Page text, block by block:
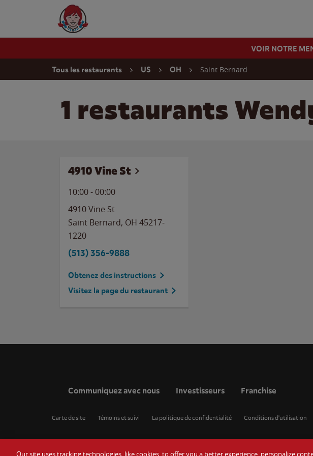
Wendy's Website Home
VOIR NOTRE
Return to NavTous les restaurants US OH Saint Bernard
1 restaurants
4910 Vine St
10:00- 00:00
4910 Vine St
Saint Bernard, OH 45217-
1220
(513) 356-9888
Obtenez des instructions
Visitez la page du restaurant
Communiquez avec nous Investisseurs Franchise
Carte de site Témoins et suivi La politique de confidentialité Conditions d'utilisation
Our site uses tracking technologies, like cookies, to offer you a better experience, personalize